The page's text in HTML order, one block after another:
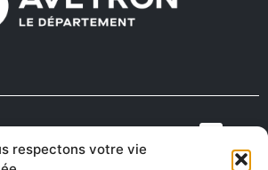
respectons votre vie
ON RECRUTE EN